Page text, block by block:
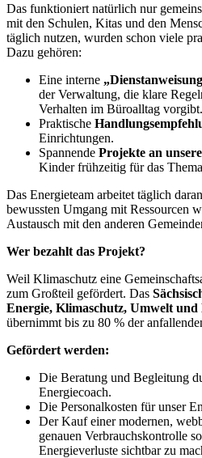
Das funktioniert natürlich nur
mit den Schulen, Kitas und den
täglich nutzen, wurden schon viele
Dazu gehören:
Eine interne
der Verwaltung, die klare
Verhalten im Büroalltag vorgibt.
Praktische
Einrichtungen.
Spannende Projekte an
Kinder frühzeitig für das
Das Energieteam arbeitet täglich
bewussten Umgang mit Ressourcen
Austausch mit den anderen
Wer bezahlt das Projekt?
Weil Klimaschutz eine
zum Großteil gefördert. Das
Energie, Klimaschutz, Umwelt
übernimmt bis zu 80 % der
Gefördert werden:
Die Beratung und Begleitung
Energiecoach.
Die Personalkosten für unser
Der Kauf einer modernen,
genauen Verbrauchskontrolle
Energieverluste sichtbar zu